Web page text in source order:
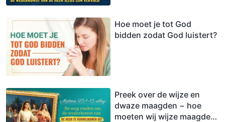
Hoe moet je tot God
bidden zodat God luistert?
Preek over de wijze en
dwaze maagden − hoe
moeten wij wijze maagden